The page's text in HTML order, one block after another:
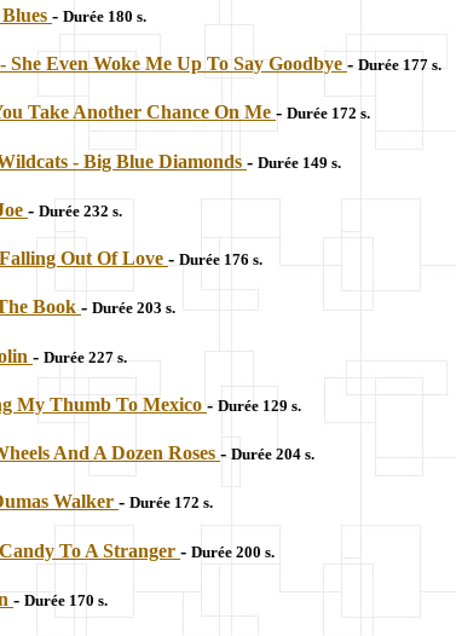
- Durée 180 s.
Even Woke Me Up To Say Goodbye - Durée 177 s.
Take Another Chance On Me - Durée 172 s.
- Big Blue Diamonds - Durée 149 s.
- Durée 232 s.
Out Of Love - Durée 176 s.
Book - Durée 203 s.
- Durée 227 s.
My Thumb To Mexico - Durée 129 s.
And A Dozen Roses - Durée 204 s.
Walker - Durée 172 s.
To A Stranger - Durée 200 s.
- Durée 170 s.